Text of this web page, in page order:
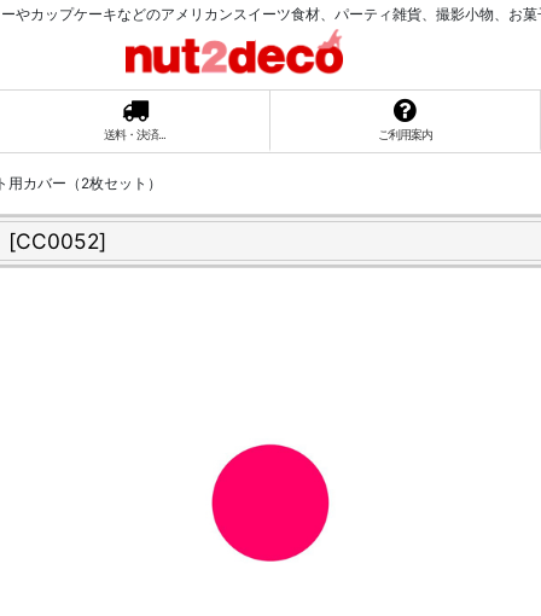
やカップケーキなどのアメリカンスイーツ食材、パーティ雑貨、撮影小物、お
送料・決済... ご利用案内
カバー（2枚セット）
[CC0052]